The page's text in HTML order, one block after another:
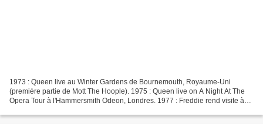
1973 : Queen live au Winter Gardens de Bournemouth, Royaume-Uni
(première partie de Mott The Hoople). 1975 : Queen live on A Night At The
Opera Tour à l'Hammersmith Odeon, Londres. 1977 : Freddie rend visite à